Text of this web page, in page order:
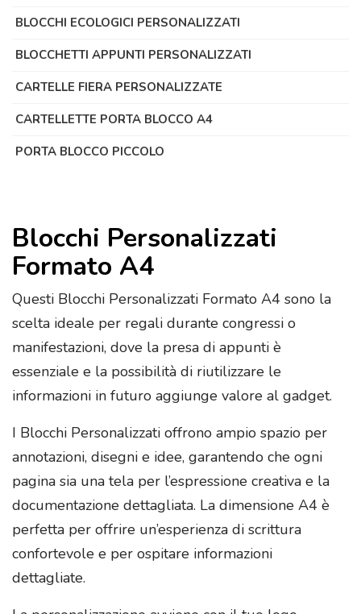
BLOCCHI ECOLOGICI PERSONALIZZATI
BLOCCHETTI APPUNTI PERSONALIZZATI
CARTELLE FIERA PERSONALIZZATE
CARTELLETTE PORTA BLOCCO A4
PORTA BLOCCO PICCOLO
Blocchi Personalizzati
Formato A4
Questi Blocchi Personalizzati Formato A4 sono la
scelta ideale per regali durante congressi o
manifestazioni, dove la presa di appunti è
essenziale e la possibilità di riutilizzare le
informazioni in futuro aggiunge valore al gadget.
I Blocchi Personalizzati offrono ampio spazio per
annotazioni, disegni e idee, garantendo che ogni
pagina sia una tela per l’espressione creativa e la
documentazione dettagliata. La dimensione A4 è
perfetta per offrire un’esperienza di scrittura
confortevole e per ospitare informazioni
dettagliate.